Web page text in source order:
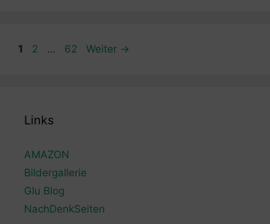
Seite
1 Seite
2 … Seite
62 Weiter →
Links
AMAZON
Bildergallerie
Glu Blog
NachDenkSeiten